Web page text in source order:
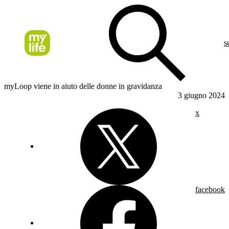
myLoop viene in aiuto delle donne in gravidanza
3 giugno 2024
x
facebook